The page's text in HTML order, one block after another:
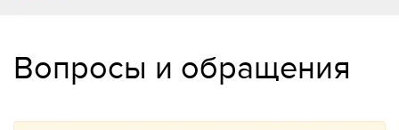
Вопросы и обращения